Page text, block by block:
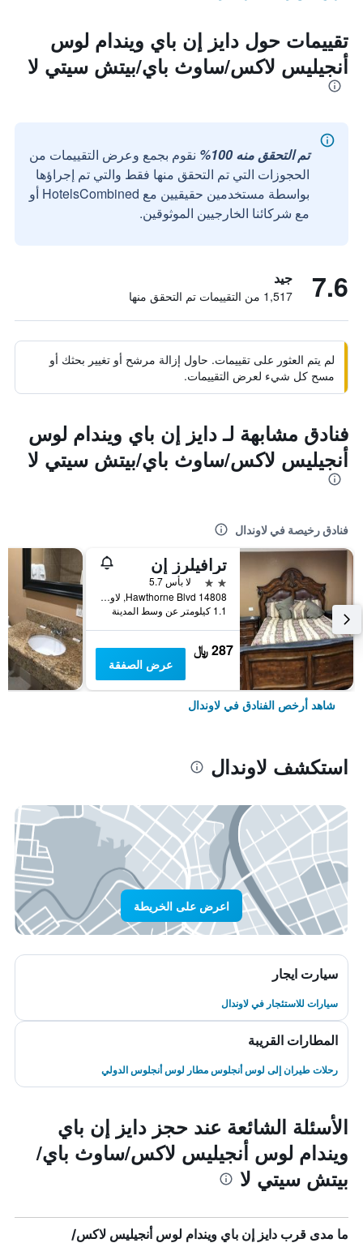
تقييمات حول دايز إن باي ويندام لوس
أنجيليس لاكس/ساوث باي/بيتش سيتي لا
تم التحقق منه 100%
نقوم بجمع وعرض التقييمات من
الحجوزات التي تم التحقق منها فقط والتي تم إجراؤها
بواسطة مستخدمين حقيقيين مع HotelsCombined أو
مع شركائنا الخارجيين الموثوقين.
7.6 جيد
1,517 من التقييمات تم التحقق منها
لم يتم العثور على تقييمات. حاول إزالة مرشح أو تغيير بحثك أو
مسح كل شيء لعرض التقييمات.
فنادق مشابهة لـ دايز إن باي ويندام لوس
أنجيليس لاكس/ساوث باي/بيتش سيتي لا
فنادق رخيصة في لاوندال
ترافيلرز إن
2 نجمتين
لا بأس 5.7
14808 Hawthorne Blvd, لاوندال, CA, الولايات المتحدة الأميريكية
1.1 كيلومتر عن وسط المدينة
287 ﷼
عرض الصفقة
شاهد أرخص الفنادق في لاوندال
استكشف لاوندال
اعرض على الخريطة
سيارت ايجار
سيارات للاستئجار في لاوندال
المطارات القريبة
رحلات طيران إلى لوس أنجلوس مطار لوس أنجلوس الدولي
الأسئلة الشائعة عند حجز دايز إن باي
ويندام لوس أنجيليس لاكس/ساوث باي/
بيتش سيتي لا
ما مدى قرب دايز إن باي ويندام لوس أنجيليس لاكس/